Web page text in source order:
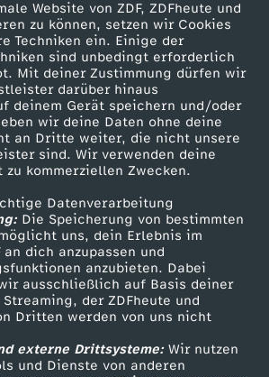
Website von ZDF, ZDFheute und
zu können, setzen wir Cookies
Techniken ein. Einige der
sind unbedingt erforderlich
Mit deiner Zustimmung dürfen wir
darüber hinaus
deinem Gerät speichern und/oder
wir deine Daten ohne deine
an Dritte weiter, die nicht unsere
sind. Wir verwenden deine
kommerziellen Zwecken.
Datenverarbeitung
Die Speicherung von bestimmten
uns, dein Erlebnis im
an dich anzupassen und
anzubieten. Dabei
ausschließlich auf Basis deiner
Streaming, der ZDFheute und
Dritten werden von uns nicht
externe Drittsysteme:Wir nutzen
und Dienste von anderen
Service
ZDFmitreden
Kontakt zum ZDF
Tickets
Zuschauerservice
Hilfe